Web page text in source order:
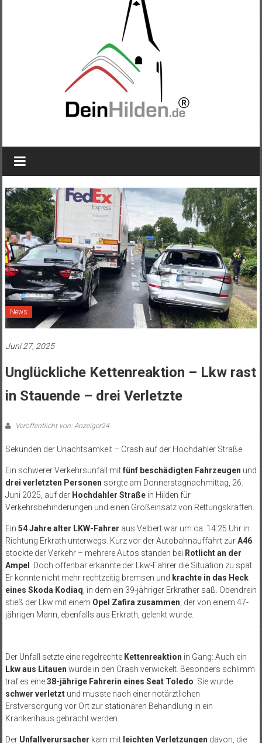
News
Juni 27, 2025
Unglückliche Kettenreaktion – Lkw rast
in Stauende – drei Verletzte
Veröffentlicht von: Anzeiger24
Sekunden der Unachtsamkeit – Crash auf der Hochdahler Straße
Ein schwerer Verkehrsunfall mitfünf beschädigten Fahrzeugen und
drei verletzten Personen sorgte am Donnerstagnachmittag, 26.
Juni 2025, auf der Hochdahler Straßein Hilden für
Verkehrsbehinderungen und einen Großeinsatz von Rettungskräften.
Ein 54 Jahre alter LKW-Fahrer aus Velbert war um ca. 14:25 Uhr in
Richtung Erkrath unterwegs. Kurz vor der Autobahnauffahrt zurA46
stockte der Verkehr – mehrere Autos standen bei Rotlicht an der
Ampel . Doch offenbar erkannte der Lkw-Fahrer die Situation zu spät:
Er konnte nicht mehr rechtzeitig bremsen und krachte in das Heck
eines Skoda Kodiaq, in dem ein 39-jähriger Erkrather saß. Obendrein
stieß der Lkw mit einem Opel Zafira zusammen, der von einem 47-
jährigen Mann, ebenfalls aus Erkrath, gelenkt wurde.
Der Unfall setzte eine regelrechte Kettenreaktion in Gang: Auch ein
Lkw aus Litauen wurde in den Crash verwickelt. Besonders schlimm
traf es eine38-jährige Fahrerin eines Seat Toledo: Sie wurde
schwer verletztund musste nach einer notärztlichen
Erstversorgung vor Ort zur stationären Behandlung in ein
Krankenhaus gebracht werden.
Der Unfallverursacher kam mit leichten Verletzungen davon, die